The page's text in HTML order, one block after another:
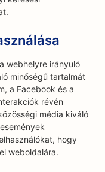
webhelyre irányuló
minőségű tartalmát
a Facebook és a
révén
média kiváló
hogy
weboldalára.